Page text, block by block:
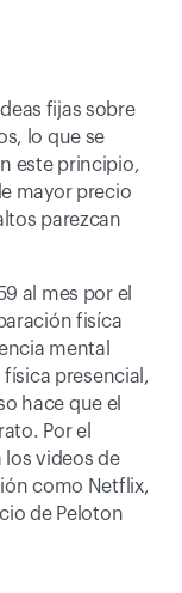
fijas sobre
lo que se
este principio,
mayor precio
parezcan
al mes por el
fisíca
mental
presencial,
hace que el
Por el
los videos de
como Netflix,
de Peloton